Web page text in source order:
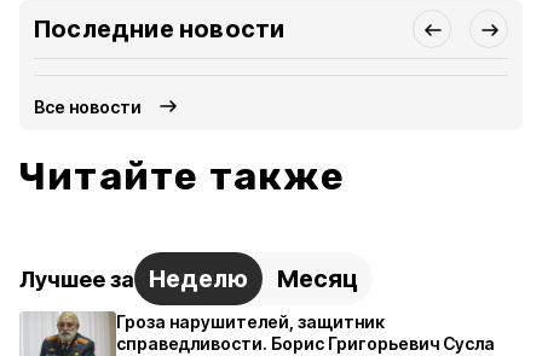
Последние новости
Все новости
Читайте также
Лучшее за Неделю Месяц
Гроза нарушителей, защитник
справедливости. Борис Григорьевич Сусла